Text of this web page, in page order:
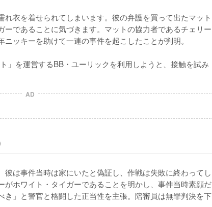
衣を着せられてしまいます。彼の弁護を買って出たマット
であることに気づきます。マットの協力者であるチェリー
ッキーを助けて一連の事件を起こしたことが判明。
」を運営するBB・ユーリックを利用しようと、接触を試み
AD
は事件当時は家にいたと偽証し、作戦は失敗に終わってし
がホワイト・タイガーであることを明かし、事件当時素顔だ
」と警官と格闘した正当性を主張。陪審員は無罪判決を下